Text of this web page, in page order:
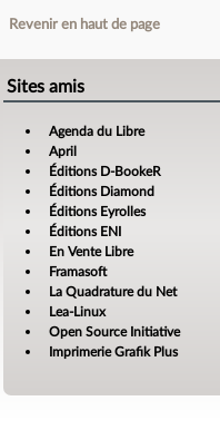
Revenir en haut de page
Sites amis
Agenda du Libre
April
Éditions D-BookeR
Éditions Diamond
Éditions Eyrolles
Éditions ENI
En Vente Libre
Framasoft
La Quadrature du Net
Lea-Linux
Open Source Initiative
Imprimerie Grafik Plus